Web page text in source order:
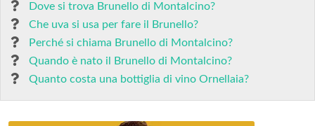
Dove si trova Brunello di Montalcino?
Che uva si usa per fare il Brunello?
Perché si chiama Brunello di Montalcino?
Quando è nato il Brunello di Montalcino?
Quanto costa una bottiglia di vino Ornellaia?